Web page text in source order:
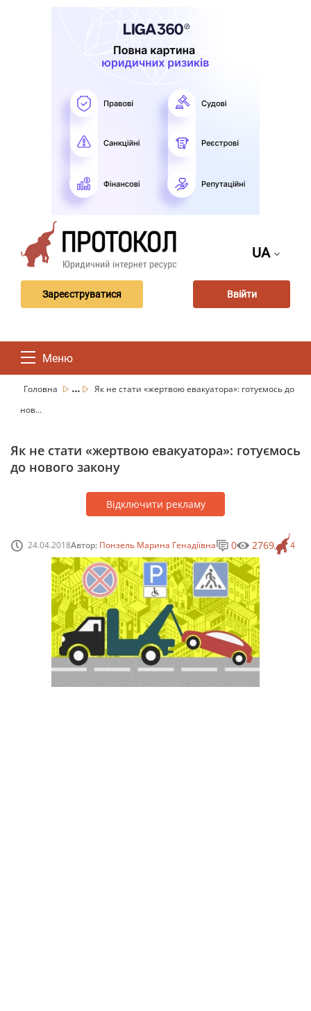
UA
Зареєструватися Ввійти
Меню
Головна ...
Як не стати «жертвою евакуатора»: готуємось до
нов...
Як не стати «жертвою евакуатора»: готуємось
до нового закону
Відключити рекламу
24.04.2018Автор: Понзель Марина Генадіївна 4
0 2769